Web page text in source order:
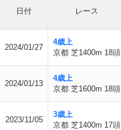
日付 レース
2024/01/27
4歳上
京都 芝1400m 18頭
2024/01/13
4歳上
京都 芝1600m 18頭
2023/11/05
3歳上
京都 芝1400m 17頭